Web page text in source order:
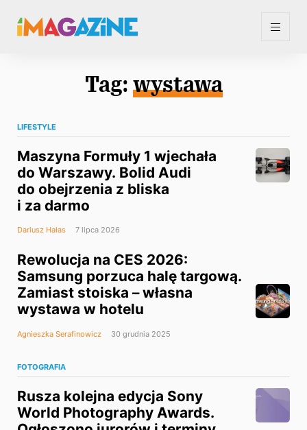
Tag: wystawa
LIFESTYLE
Maszyna Formuły 1 wjechała
do Warszawy. Bolid Audi
do obejrzenia z bliska
i za darmo
Dariusz Hałas 7 lipca 2026
Rewolucja na CES 2026:
Samsung porzuca halę targową.
Zamiast stoiska – własna
wystawa w hotelu
Agnieszka Serafinowicz 30 grudnia 2025
FOTOGRAFIA
Rusza kolejna edycja Sony
World Photography Awards.